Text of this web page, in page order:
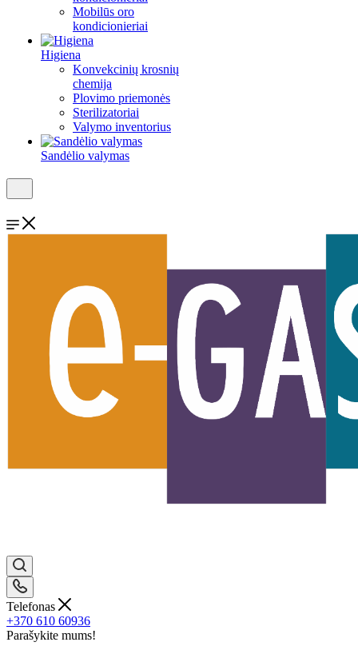
Mobilūs oro
kondicionieriai
Higiena
Konvekcinių krosnių
chemija
Plovimo priemonės
Sterilizatoriai
Valymo inventorius
Sandėlio valymas
Telefonas
+370 610 60936
Parašykite mums!